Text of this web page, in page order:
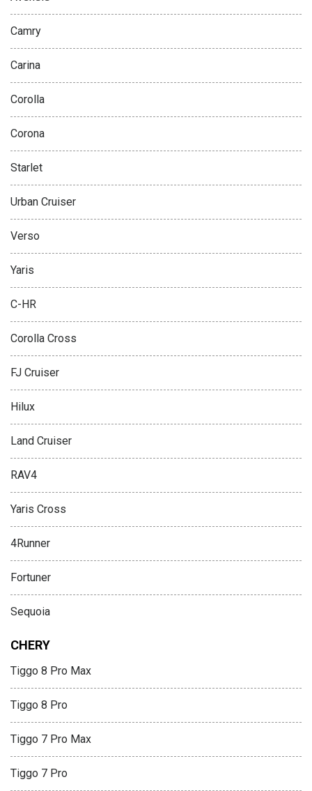
Camry
Carina
Corolla
Corona
Starlet
Urban Cruiser
Verso
Yaris
C-HR
Corolla Cross
FJ Cruiser
Hilux
Land Cruiser
RAV4
Yaris Cross
4Runner
Fortuner
Sequoia
CHERY
Tiggo 8 Pro Max
Tiggo 8 Pro
Tiggo 7 Pro Max
Tiggo 7 Pro